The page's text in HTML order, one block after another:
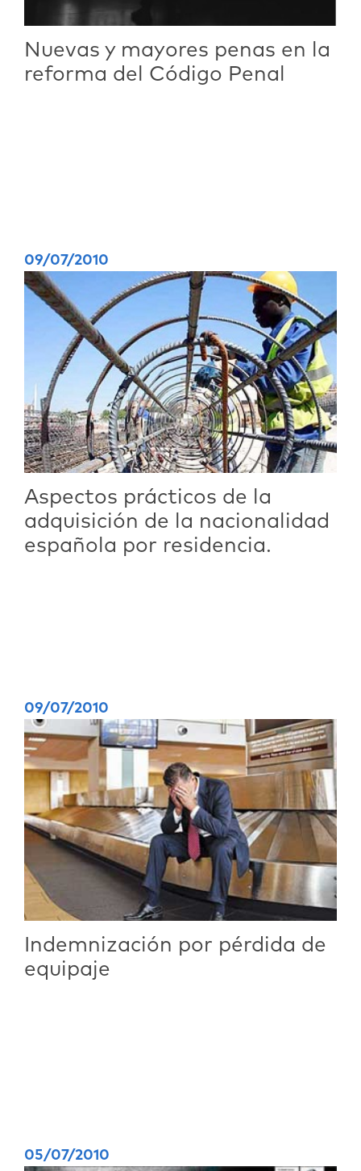
Nuevas y mayores penas en la
reforma del Código Penal
09/07/2010
Aspectos prácticos de la
adquisición de la nacionalidad
española por residencia.
09/07/2010
Indemnización por pérdida de
equipaje
05/07/2010